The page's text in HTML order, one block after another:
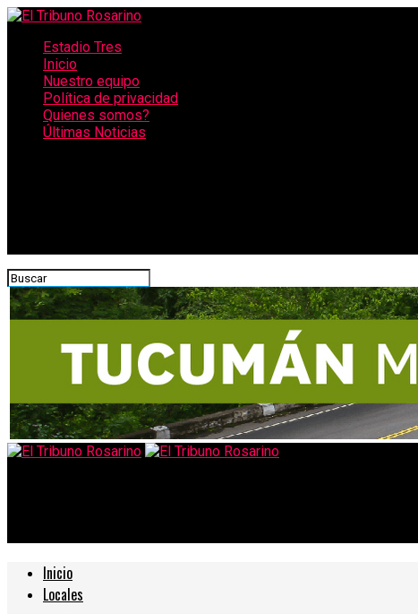
Estadio Tres
Inicio
Nuestro equipo
Política de privacidad
Quienes somos?
Últimas Noticias
Inicio
Locales